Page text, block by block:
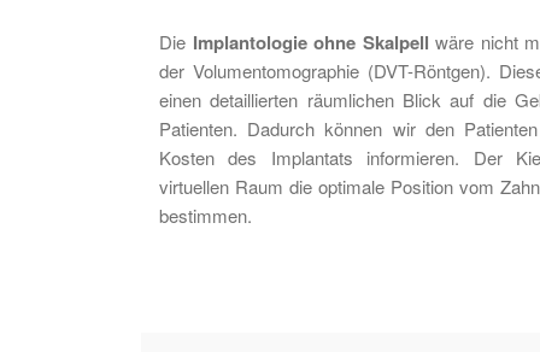
Die Implantologie ohne Skalpell wäre nicht
der Volumentomographie (DVT-Röntgen).
einen detaillierten räumlichen Blick auf die
Patienten. Dadurch können wir den
Kosten des Implantats informieren. Der
virtuellen Raum die optimale Position vom
bestimmen.